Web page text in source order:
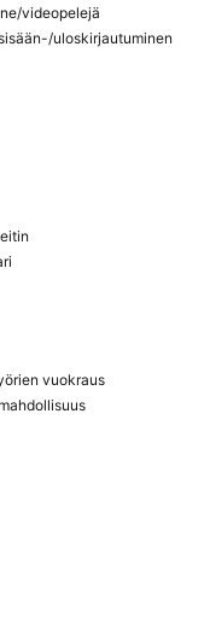
videopelejä
uloskirjautuminen
vuokraus